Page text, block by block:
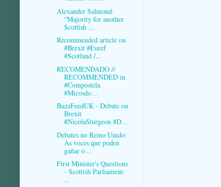
Alexander Salmond:
“Majority for another
Scottish ...
Recommended article on
#Brexit #Euref
#Scotland /...
RECOMENDADO //
RECOMMENDED in
#Compostela
#Micosdo...
BuzzFeedUK - Debate on
Brexit
#NicolaSturgeon #D...
Debates no Reino Unido:
As voces que poden
gañar o...
First Minister's Questions
- Scottish Parliament:
...